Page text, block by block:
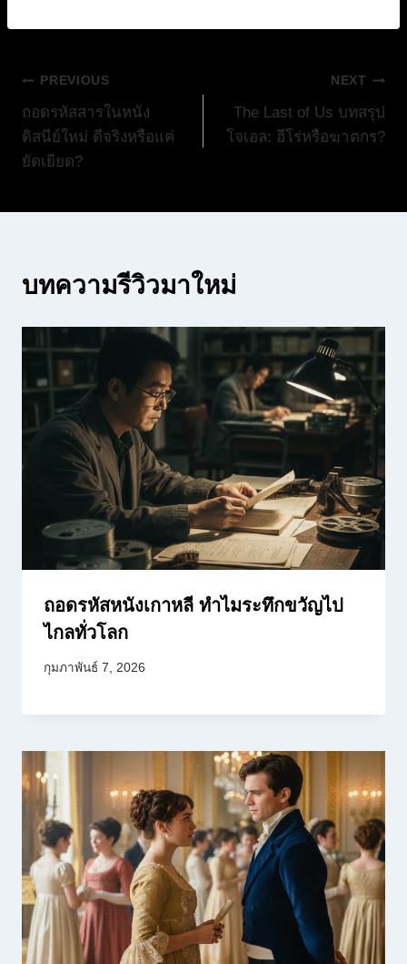
แนะแนว
เรื่อง
PREVIOUS
ถอดรหัสสารในหนัง
ดิสนีย์ใหม่ ดีจริงหรือแค่
ยัดเยียด?
NEXT
The Last of Us บทสรุป
โจเอล: ฮีโร่หรือฆาตกร?
บทความรีวิวมาใหม่
ถอดรหัสหนังเกาหลี ทำไมระทึกขวัญไป
ไกลทั่วโลก
กุมภาพันธ์ 7, 2026